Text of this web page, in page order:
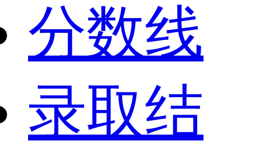
分数线
录取结